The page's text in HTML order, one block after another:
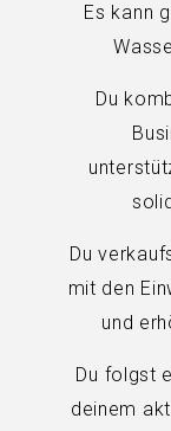
Es kann
Du
Du
mit den
und
Du folgst
deinem